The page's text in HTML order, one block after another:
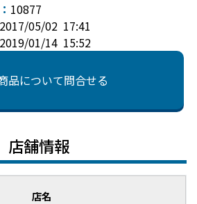
10877
2017/05/02 17:41
2019/01/14 15:52
品について問合せる
店舗情報
店名